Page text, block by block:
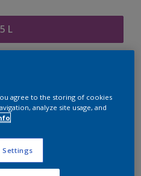
5 L
aan te vullen.
agree to the storing of cookies
analyze site usage, and
Settings